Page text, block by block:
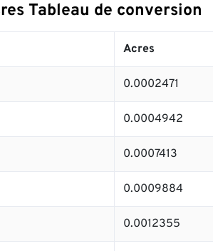
Tableau de conversion
Acres
0.0002471
0.0004942
0.0007413
0.0009884
0.0012355